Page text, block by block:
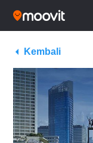
Kembali